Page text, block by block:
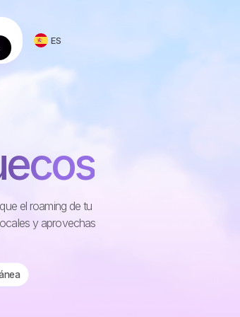
ES
el roaming de tu
y aprovechas